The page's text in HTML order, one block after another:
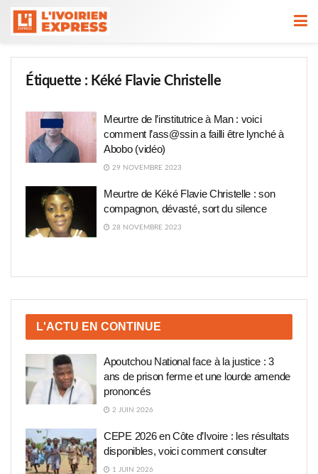
Étiquette : Kéké Flavie Christelle
Meurtre de l’institutrice à Man : voici
comment l’ass@ssin a failli être lynché à
Abobo (vidéo)
29 NOVEMBRE 2023
Meurtre de Kéké Flavie Christelle : son
compagnon, dévasté, sort du silence
28 NOVEMBRE 2023
L'ACTU EN CONTINUE
Apoutchou National face à la justice : 3
ans de prison ferme et une lourde amende
prononcés
2 JUIN 2026
CEPE 2026 en Côte d’Ivoire : les résultats
disponibles, voici comment consulter
1 JUIN 2026